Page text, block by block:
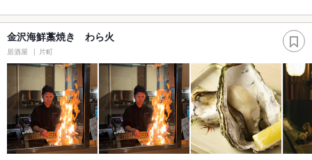
金沢海鮮藁焼き わら火
居酒屋 片町